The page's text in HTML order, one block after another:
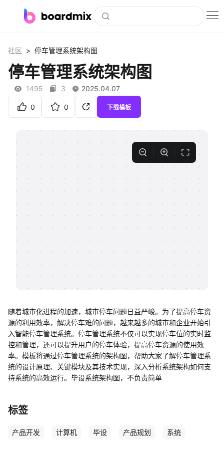
社区资源
下载
帮助中心
社区 > 停车管理系统架构图
停车管理系统架构图
1495 3 2025.04.07
0 0 下载模板
随着城市化进程的加速，城市停车问题日益严峻。为了提高停车资
源的利用效率，解决停车难的问题，越来越多的城市和企业开始引
入智能停车管理系统。停车管理系统不仅可以实现停车位的实时监
控和管理，还可以提升用户的停车体验，提高停车资源的使用效
率。模板将通过停车管理系统的架构图，帮助大家了解停车管理系
统的设计原理、关键模块及其技术实现，深入分析系统架构如何支
持系统的高效运行。毕设系统架构图，不负责简单
标签
产品开发 计算机 毕设 产品规划 系统